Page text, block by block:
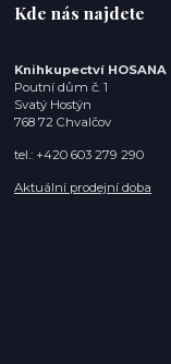
Kde nás najdete
Knihkupectví HOSANA
Poutní dům č. 1
Svatý Hostýn
768 72 Chvalčov
tel.: +420 603 279 290
Aktuální prodejní doba